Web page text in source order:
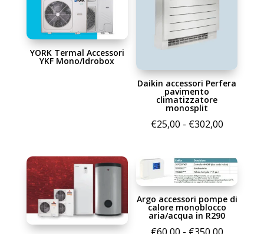
YORK Termal Accessori
YKF Mono/Idrobox
Daikin accessori Perfera
pavimento
climatizzatore
monosplit
€25,00 - €302,00Fascia
da
€25,00
a
€302,00
Argo accessori pompe di
calore monoblocco
aria/acqua in R290
Fascia